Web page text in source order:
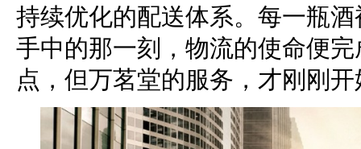
持续优化的配送体系。每一瓶
手中的那一刻，物流的使命便
点，但万茗堂的服务，才刚刚开